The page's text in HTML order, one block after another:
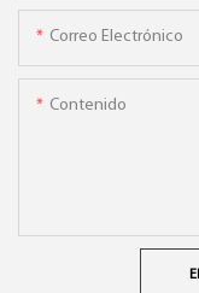
Correo Electrónico
Contenido